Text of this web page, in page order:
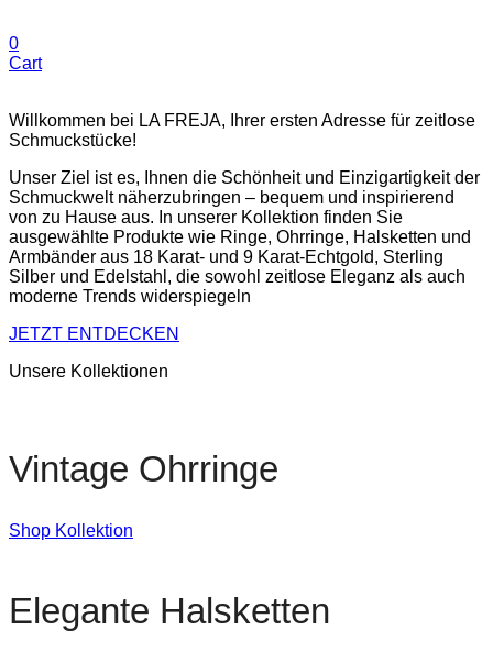
0
Cart
Willkommen bei LA FREJA, Ihrer ersten Adresse für zeitlose
Schmuckstücke!
Unser Ziel ist es, Ihnen die Schönheit und Einzigartigkeit der
Schmuckwelt näherzubringen – bequem und inspirierend
von zu Hause aus. In unserer Kollektion finden Sie
ausgewählte Produkte wie Ringe, Ohrringe, Halsketten und
Armbänder aus 18 Karat- und 9 Karat-Echtgold, Sterling
Silber und Edelstahl, die sowohl zeitlose Eleganz als auch
moderne Trends widerspiegeln
JETZT ENTDECKEN
Unsere Kollektionen
Vintage Ohrringe
Shop Kollektion
Elegante Halsketten